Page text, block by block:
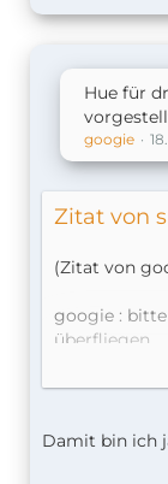
Hue für
googie
Zitat von
(Zitat von
googie :
überfliegen
Dann
verbaut und
Damit bin ich